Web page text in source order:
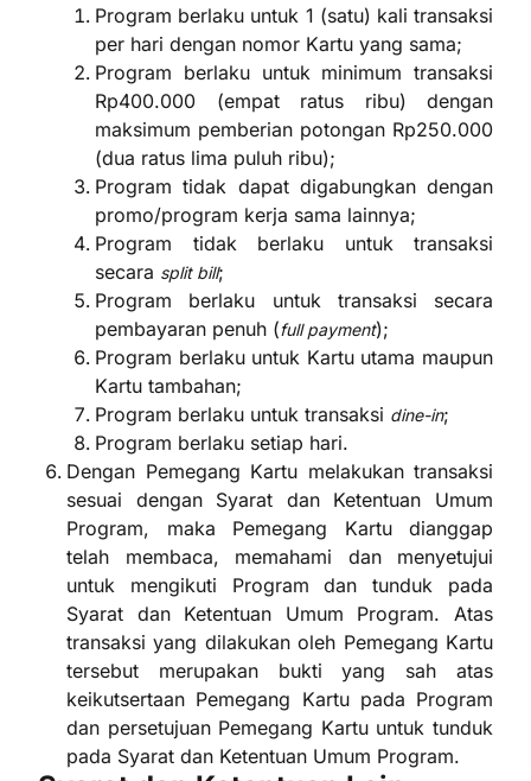
Program berlaku untuk 1 (satu) kali transaksi
per hari dengan nomor Kartu yang sama;
Program berlaku untuk minimum transaksi
Rp400.000 (empat ratus ribu) dengan
maksimum pemberian potongan Rp250.000
(dua ratus lima puluh ribu);
Program tidak dapat digabungkan dengan
promo/program kerja sama lainnya;
Program tidak berlaku untuk transaksi
secara split bill;
Program berlaku untuk transaksi secara
pembayaran penuh (full payment);
Program berlaku untuk Kartu utama maupun
Kartu tambahan;
Program berlaku untuk transaksi dine-in;
Program berlaku setiap hari.
Dengan Pemegang Kartu melakukan transaksi
sesuai dengan Syarat dan Ketentuan Umum
Program, maka Pemegang Kartu dianggap
telah membaca, memahami dan menyetujui
untuk mengikuti Program dan tunduk pada
Syarat dan Ketentuan Umum Program. Atas
transaksi yang dilakukan oleh Pemegang Kartu
tersebut merupakan bukti yang sah atas
keikutsertaan Pemegang Kartu pada Program
dan persetujuan Pemegang Kartu untuk tunduk
pada Syarat dan Ketentuan Umum Program.